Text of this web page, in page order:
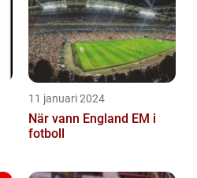
11 januari 2024
När vann England EM i
fotboll